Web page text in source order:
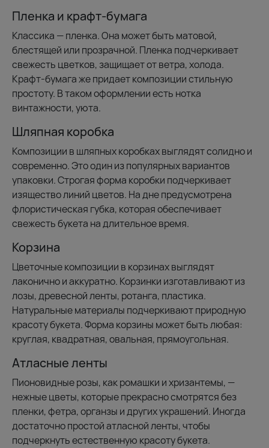
Пленка и крафт-бумага
Классика — пленка. Она может быть матовой,
блестящей или прозрачной. Пленка подчеркивает
свежесть цветков, защищает от ветра, холода.
Крафт-бумага же придает композиции стильную
простоту. В таком оформлении есть нотка
винтажности, уюта.
Шляпная коробка
Композиции в шляпных коробках выглядят солидно и
современно. Это один из популярных вариантов
упаковки. Строгая форма коробки подчеркивает
изящество линий цветов. На дне предусмотрена
флористическая губка, которая обеспечивает
свежесть букета на длительное время.
Корзина
Цветочные композиции в корзинах выглядят
лаконично и аккуратно. Корзинки изготавливают из
лозы, древесной ленты, ротанга, пластика.
Натуральные материалы подчеркивают природную
красоту букета. Форма корзины может быть любая:
круглая, квадратная, овальная, прямоугольная.
Атласные ленты
Пионовидные розы, как ромашки и хризантемы, —
нежные цветы, которые прекрасно смотрятся без
пленки, фетра, органзы и других украшений. Иногда
достаточно простой атласной ленты, чтобы
подчеркнуть естественную красоту букета.